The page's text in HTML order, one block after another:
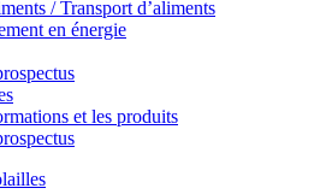
/ Transport d’aliments
en énergie
et les produits